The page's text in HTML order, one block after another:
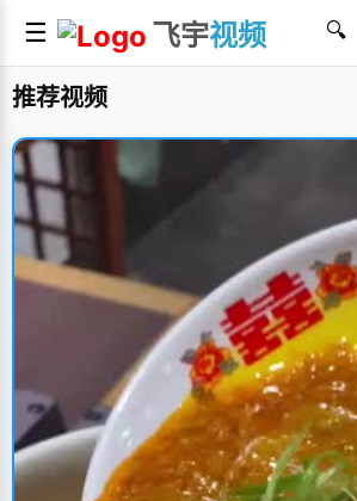
☰ 飞宇视频 🔍
推荐视频